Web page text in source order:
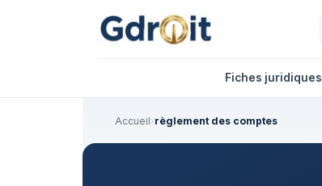
Fiches juridiques
Accueil›règlement des comptes